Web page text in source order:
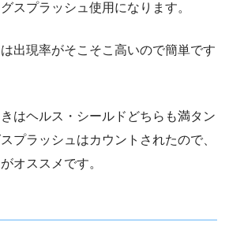
スプラッシュ使用になります。
出現率がそこそこ高いので簡単です
はヘルス・シールドどちらも満タン
プラッシュはカウントされたので、
オススメです。